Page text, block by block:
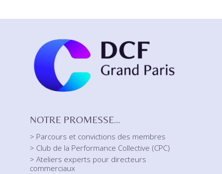
NOTRE PROMESSE…
> Parcours et convictions des membres
> Club de la Performance Collective (CPC)
> Ateliers experts pour directeurs
commerciaux